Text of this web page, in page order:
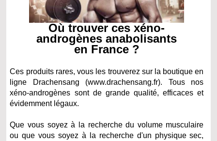
Où trouver ces xéno-
androgènes anabolisants
en France ?
Ces produits rares, vous les trouverez sur la boutique en
ligne Drachensang (www.drachensang.fr). Tous nos
xéno-androgènes sont de grande qualité, efficaces et
évidemment légaux.
Que vous soyez à la recherche du volume musculaire
ou que vous soyez à la recherche d'un physique sec,